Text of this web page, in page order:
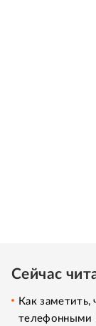
Сейчас
Как заметить,
телефонными